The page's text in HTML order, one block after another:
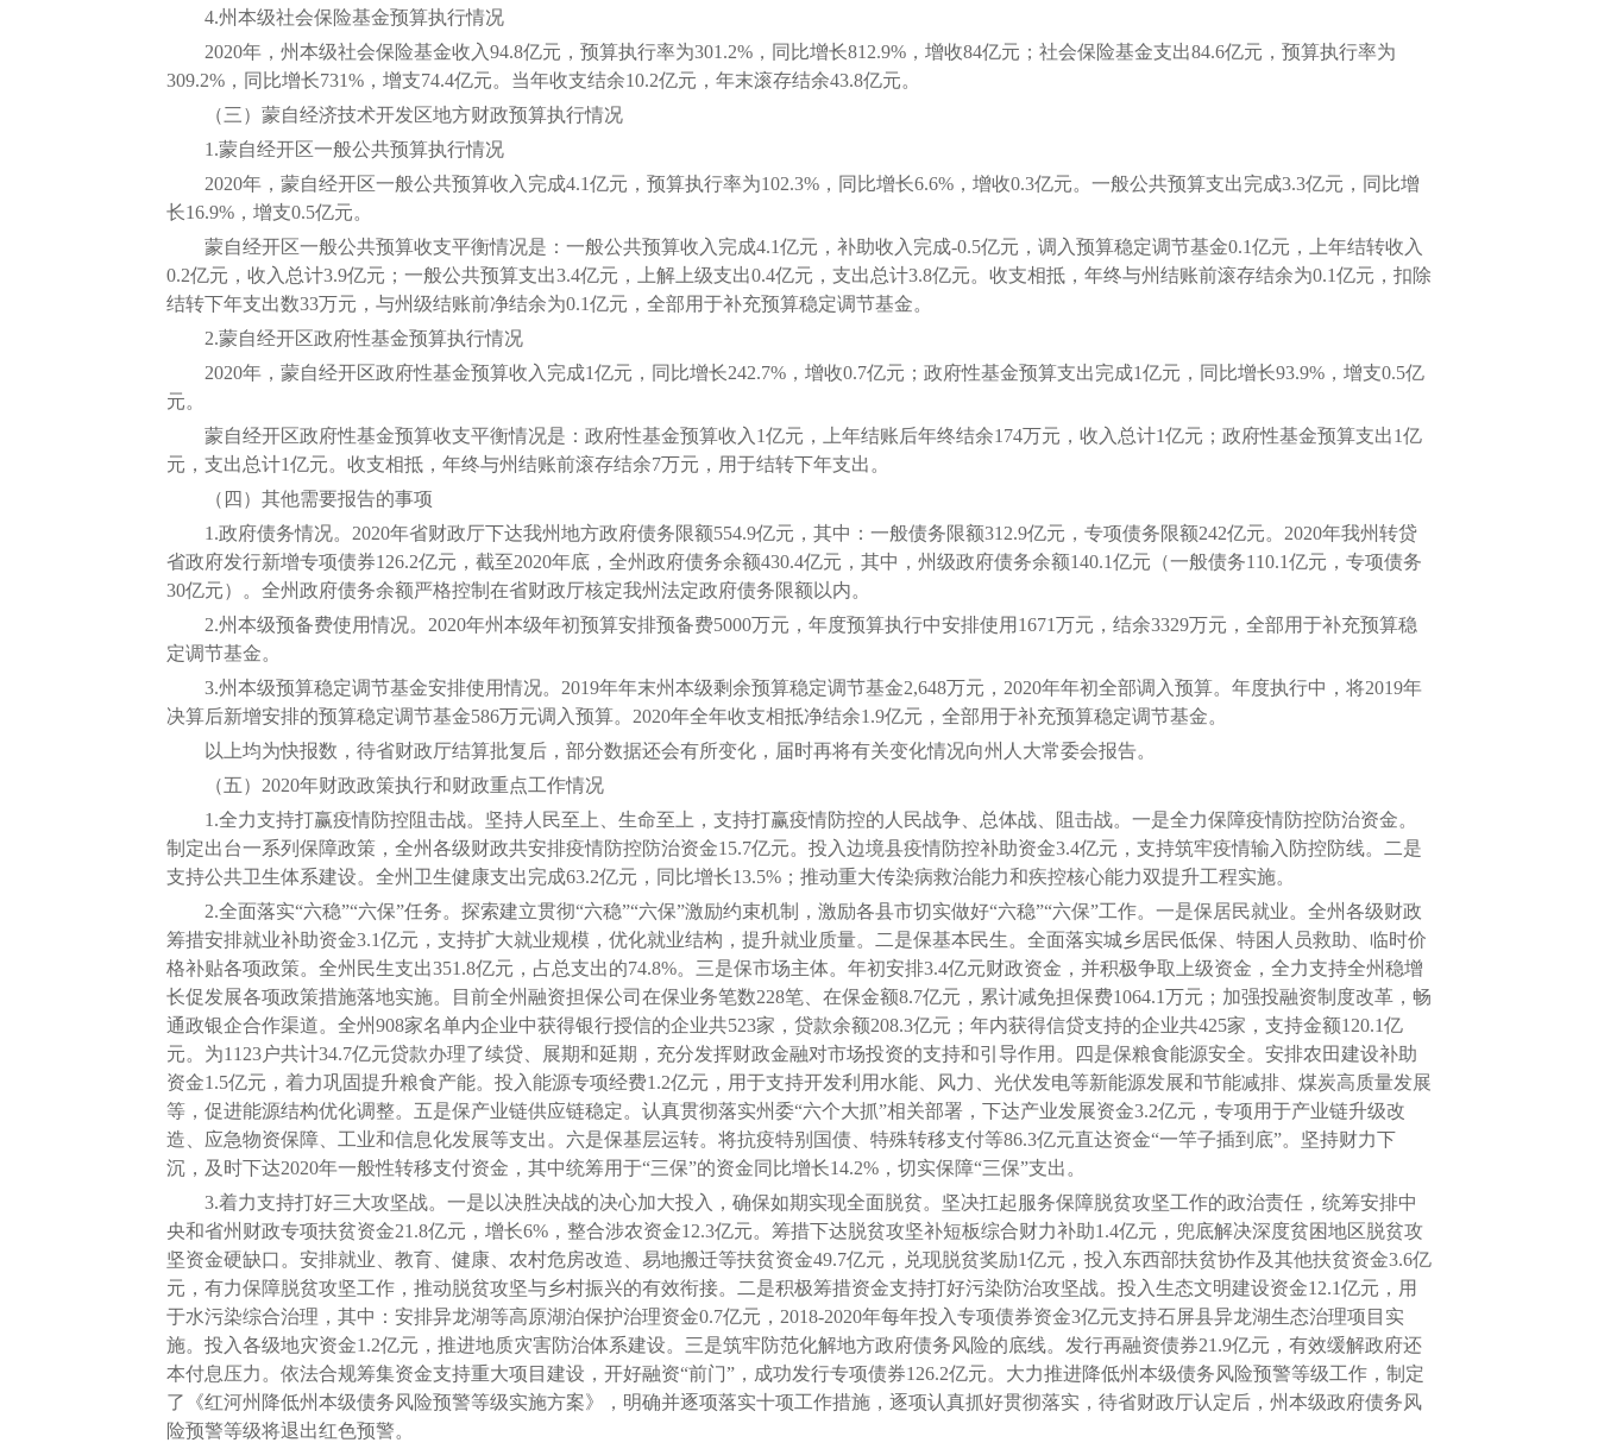
4.州本级社会保险基金预算执行情况
2020年，州本级社会保险基金收入94.8亿元，预算执行率为301.2%，同比增长812.9%，增收84亿元；社会保险基金支出84.6亿元，预算执行率为
309.2%，同比增长731%，增支74.4亿元。当年收支结余10.2亿元，年末滚存结余43.8亿元。
（三）蒙自经济技术开发区地方财政预算执行情况
1.蒙自经开区一般公共预算执行情况
2020年，蒙自经开区一般公共预算收入完成4.1亿元，预算执行率为102.3%，同比增长6.6%，增收0.3亿元。一般公共预算支出完成3.3亿元，同比增
长16.9%，增支0.5亿元。
蒙自经开区一般公共预算收支平衡情况是：一般公共预算收入完成4.1亿元，补助收入完成-0.5亿元，调入预算稳定调节基金0.1亿元，上年结转收入
0.2亿元，收入总计3.9亿元；一般公共预算支出3.4亿元，上解上级支出0.4亿元，支出总计3.8亿元。收支相抵，年终与州结账前滚存结余为0.1亿元，扣除
结转下年支出数33万元，与州级结账前净结余为0.1亿元，全部用于补充预算稳定调节基金。
2.蒙自经开区政府性基金预算执行情况
2020年，蒙自经开区政府性基金预算收入完成1亿元，同比增长242.7%，增收0.7亿元；政府性基金预算支出完成1亿元，同比增长93.9%，增支0.5亿
元。
蒙自经开区政府性基金预算收支平衡情况是：政府性基金预算收入1亿元，上年结账后年终结余174万元，收入总计1亿元；政府性基金预算支出1亿
元，支出总计1亿元。收支相抵，年终与州结账前滚存结余7万元，用于结转下年支出。
（四）其他需要报告的事项
1.政府债务情况。2020年省财政厅下达我州地方政府债务限额554.9亿元，其中：一般债务限额312.9亿元，专项债务限额242亿元。2020年我州转贷
省政府发行新增专项债券126.2亿元，截至2020年底，全州政府债务余额430.4亿元，其中，州级政府债务余额140.1亿元（一般债务110.1亿元，专项债务
30亿元）。全州政府债务余额严格控制在省财政厅核定我州法定政府债务限额以内。
2.州本级预备费使用情况。2020年州本级年初预算安排预备费5000万元，年度预算执行中安排使用1671万元，结余3329万元，全部用于补充预算稳
定调节基金。
3.州本级预算稳定调节基金安排使用情况。2019年年末州本级剩余预算稳定调节基金2,648万元，2020年年初全部调入预算。年度执行中，将2019年
决算后新增安排的预算稳定调节基金586万元调入预算。2020年全年收支相抵净结余1.9亿元，全部用于补充预算稳定调节基金。
以上均为快报数，待省财政厅结算批复后，部分数据还会有所变化，届时再将有关变化情况向州人大常委会报告。
（五）2020年财政政策执行和财政重点工作情况
1.全力支持打赢疫情防控阻击战。坚持人民至上、生命至上，支持打赢疫情防控的人民战争、总体战、阻击战。一是全力保障疫情防控防治资金。
制定出台一系列保障政策，全州各级财政共安排疫情防控防治资金15.7亿元。投入边境县疫情防控补助资金3.4亿元，支持筑牢疫情输入防控防线。二是
支持公共卫生体系建设。全州卫生健康支出完成63.2亿元，同比增长13.5%；推动重大传染病救治能力和疾控核心能力双提升工程实施。
2.全面落实“六稳”“六保”任务。探索建立贯彻“六稳”“六保”激励约束机制，激励各县市切实做好“六稳”“六保”工作。一是保居民就业。全州各级财政
筹措安排就业补助资金3.1亿元，支持扩大就业规模，优化就业结构，提升就业质量。二是保基本民生。全面落实城乡居民低保、特困人员救助、临时价
格补贴各项政策。全州民生支出351.8亿元，占总支出的74.8%。三是保市场主体。年初安排3.4亿元财政资金，并积极争取上级资金，全力支持全州稳增
长促发展各项政策措施落地实施。目前全州融资担保公司在保业务笔数228笔、在保金额8.7亿元，累计减免担保费1064.1万元；加强投融资制度改革，畅
通政银企合作渠道。全州908家名单内企业中获得银行授信的企业共523家，贷款余额208.3亿元；年内获得信贷支持的企业共425家，支持金额120.1亿
元。为1123户共计34.7亿元贷款办理了续贷、展期和延期，充分发挥财政金融对市场投资的支持和引导作用。四是保粮食能源安全。安排农田建设补助
资金1.5亿元，着力巩固提升粮食产能。投入能源专项经费1.2亿元，用于支持开发利用水能、风力、光伏发电等新能源发展和节能减排、煤炭高质量发展
等，促进能源结构优化调整。五是保产业链供应链稳定。认真贯彻落实州委“六个大抓”相关部署，下达产业发展资金3.2亿元，专项用于产业链升级改
造、应急物资保障、工业和信息化发展等支出。六是保基层运转。将抗疫特别国债、特殊转移支付等86.3亿元直达资金“一竿子插到底”。坚持财力下
沉，及时下达2020年一般性转移支付资金，其中统筹用于“三保”的资金同比增长14.2%，切实保障“三保”支出。
3.着力支持打好三大攻坚战。一是以决胜决战的决心加大投入，确保如期实现全面脱贫。坚决扛起服务保障脱贫攻坚工作的政治责任，统筹安排中
央和省州财政专项扶贫资金21.8亿元，增长6%，整合涉农资金12.3亿元。筹措下达脱贫攻坚补短板综合财力补助1.4亿元，兜底解决深度贫困地区脱贫攻
坚资金硬缺口。安排就业、教育、健康、农村危房改造、易地搬迁等扶贫资金49.7亿元，兑现脱贫奖励1亿元，投入东西部扶贫协作及其他扶贫资金3.6亿
元，有力保障脱贫攻坚工作，推动脱贫攻坚与乡村振兴的有效衔接。二是积极筹措资金支持打好污染防治攻坚战。投入生态文明建设资金12.1亿元，用
于水污染综合治理，其中：安排异龙湖等高原湖泊保护治理资金0.7亿元，2018-2020年每年投入专项债券资金3亿元支持石屏县异龙湖生态治理项目实
施。投入各级地灾资金1.2亿元，推进地质灾害防治体系建设。三是筑牢防范化解地方政府债务风险的底线。发行再融资债券21.9亿元，有效缓解政府还
本付息压力。依法合规筹集资金支持重大项目建设，开好融资“前门”，成功发行专项债券126.2亿元。大力推进降低州本级债务风险预警等级工作，制定
了《红河州降低州本级债务风险预警等级实施方案》，明确并逐项落实十项工作措施，逐项认真抓好贯彻落实，待省财政厅认定后，州本级政府债务风
险预警等级将退出红色预警。